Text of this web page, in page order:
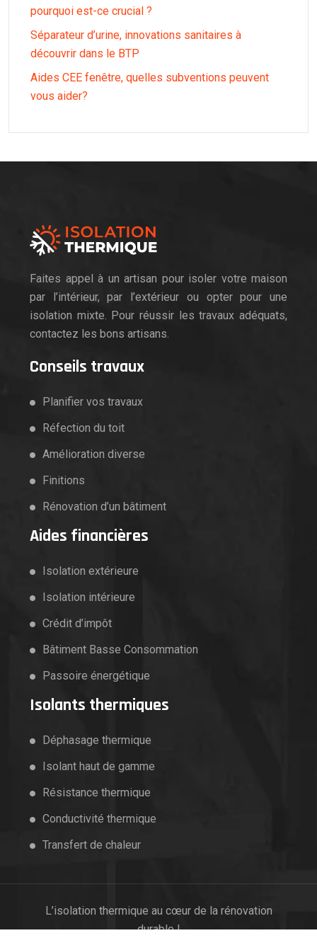
pourquoi est-ce crucial ?
Séparateur d’urine, innovations sanitaires à
découvrir dans le BTP
Aides CEE fenêtre, quelles subventions peuvent
vous aider?
Faites appel à un artisan pour isoler votre maison
par l’intérieur, par l’extérieur ou opter pour une
isolation mixte. Pour réussir les travaux adéquats,
contactez les bons artisans.
Conseils travaux
Planifier vos travaux
Réfection du toit
Amélioration diverse
Finitions
Rénovation d’un bâtiment
Aides financières
Isolation extérieure
Isolation intérieure
Crédit d’impôt
Bâtiment Basse Consommation
Passoire énergétique
Isolants thermiques
Déphasage thermique
Isolant haut de gamme
Résistance thermique
Conductivité thermique
Transfert de chaleur
L’isolation thermique au cœur de la rénovation
durable !